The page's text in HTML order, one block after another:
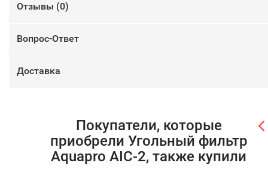
Отзывы (0)
Вопрос-Ответ
Доставка
Покупатели, которые
приобрели Угольный фильтр
Aquapro AIC-2, также купили